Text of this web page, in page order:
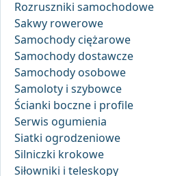
Rozruszniki samochodowe
Sakwy rowerowe
Samochody ciężarowe
Samochody dostawcze
Samochody osobowe
Samoloty i szybowce
Ścianki boczne i profile
Serwis ogumienia
Siatki ogrodzeniowe
Silniczki krokowe
Siłowniki i teleskopy